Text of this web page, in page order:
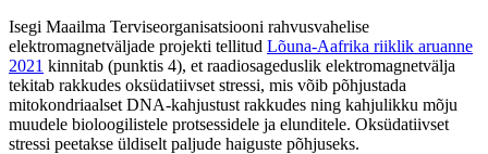
Isegi Maailma Terviseorganisatsiooni rahvusvahelise
elektromagnetväljade projekti tellitud Lõuna-Aafrika riiklik aruanne
2021 kinnitab (punktis 4), et raadiosageduslik elektromagnetvälja
tekitab rakkudes oksüdatiivset stressi, mis võib põhjustada
mitokondriaalset DNA-kahjustust rakkudes ning kahjulikku mõju
muudele bioloogilistele protsessidele ja elunditele. Oksüdatiivset
stressi peetakse üldiselt paljude haiguste põhjuseks.